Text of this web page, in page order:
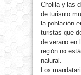
Cholila y las
de turismo
la población
turistas que
de verano en
región no
natural.
Los